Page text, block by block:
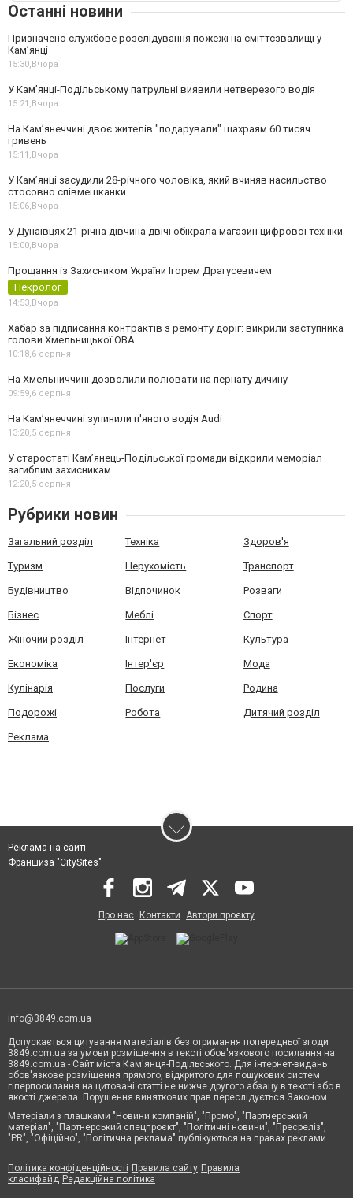
Останні новини
Призначено службове розслідування пожежі на сміттєзвалищі у
Кам’янці
15:30,Вчора
У Кам’янці-Подільському патрульні виявили нетверезого водія
15:21,Вчора
На Камʼянеччині двоє жителів "подарували" шахраям 60 тисяч
гривень
15:11,Вчора
У Камʼянці засудили 28-річного чоловіка, який вчиняв насильство
стосовно співмешканки
15:06,Вчора
У Дунаївцях 21-річна дівчина двічі обікрала магазин цифрової техніки
15:00,Вчора
Прощання із Захисником України Ігорем Драгусевичем
Некролог
14:53,Вчора
Хабар за підписання контрактів з ремонту доріг: викрили заступника
голови Хмельницької ОВА
10:18,6 серпня
На Хмельниччині дозволили полювати на пернату дичину
09:59,6 серпня
На Камʼянеччині зупинили п'яного водія Audi
13:20,5 серпня
У старостаті Кам’янець-Подільської громади відкрили меморіал
загиблим захисникам
12:20,5 серпня
Рубрики новин
Загальний розділ Техніка Здоров'я
Туризм Нерухомість Транспорт
Будівництво Відпочинок Розваги
Бізнес Меблі Спорт
Жіночий розділ Інтернет Культура
Економіка Інтер'єр Мода
Кулінарія Послуги Родина
Подорожі Робота Дитячий розділ
Реклама
Реклама на сайті
Франшиза "CitySites"
Про нас Контакти Автори проєкту
info@3849.com.ua
Допускається цитування матеріалів без отримання попередньої згоди
3849.com.ua за умови розміщення в тексті обов'язкового посилання на
3849.com.ua - Сайт міста Кам'янця-Подільського. Для інтернет-видань
обов'язкове розміщення прямого, відкритого для пошукових систем
гіперпосилання на цитовані статті не нижче другого абзацу в тексті або в
якості джерела. Порушення виняткових прав переслідується Законом.
Матеріали з плашками "Новини компаній", "Промо", "Партнерський
матеріал", "Партнерський спецпроєкт", "Політичні новини", "Пресреліз",
"PR", "Офіційно", "Політична реклама" публікуються на правах реклами.
Політика конфіденційності Правила сайту Правила
класифайд Редакційна політика